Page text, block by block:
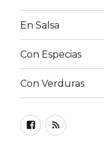
En Salsa
Con Especias
Con Verduras
Facebook
RSS